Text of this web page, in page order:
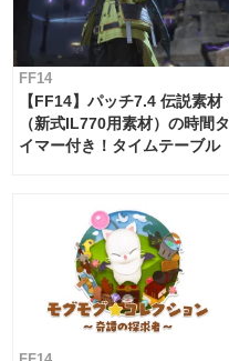
FF14
【FF14】パッチ7.4 伝説素材
（新式IL770用素材）の時間タ
イマー付き！タイムテーブル